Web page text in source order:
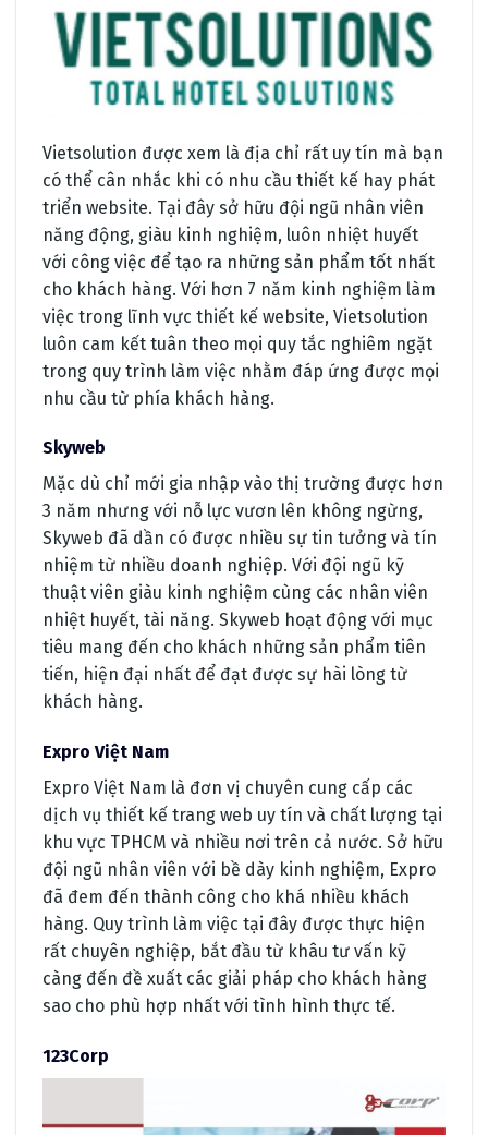
Vietsolution được xem là địa chỉ rất uy tín mà bạn
có thể cân nhắc khi có nhu cầu thiết kế hay phát
triển website. Tại đây sở hữu đội ngũ nhân viên
năng động, giàu kinh nghiệm, luôn nhiệt huyết
với công việc để tạo ra những sản phẩm tốt nhất
cho khách hàng. Với hơn 7 năm kinh nghiệm làm
việc trong lĩnh vực thiết kế website, Vietsolution
luôn cam kết tuân theo mọi quy tắc nghiêm ngặt
trong quy trình làm việc nhằm đáp ứng được mọi
nhu cầu từ phía khách hàng.
Skyweb
Mặc dù chỉ mới gia nhập vào thị trường được hơn
3 năm nhưng với nỗ lực vươn lên không ngừng,
Skyweb đã dần có được nhiều sự tin tưởng và tín
nhiệm từ nhiều doanh nghiệp. Với đội ngũ kỹ
thuật viên giàu kinh nghiệm cùng các nhân viên
nhiệt huyết, tài năng. Skyweb hoạt động với mục
tiêu mang đến cho khách những sản phẩm tiên
tiến, hiện đại nhất để đạt được sự hài lòng từ
khách hàng.
Expro Việt Nam
Expro Việt Nam là đơn vị chuyên cung cấp các
dịch vụ thiết kế trang web uy tín và chất lượng tại
khu vực TPHCM và nhiều nơi trên cả nước. Sở hữu
đội ngũ nhân viên với bề dày kinh nghiệm, Expro
đã đem đến thành công cho khá nhiều khách
hàng. Quy trình làm việc tại đây được thực hiện
rất chuyên nghiệp, bắt đầu từ khâu tư vấn kỹ
càng đến đề xuất các giải pháp cho khách hàng
sao cho phù hợp nhất với tình hình thực tế.
123Corp